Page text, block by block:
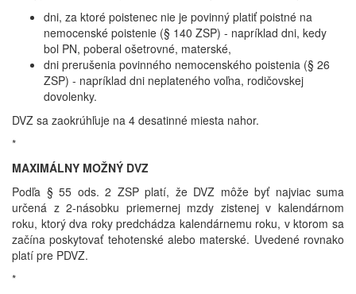
dni, za ktoré poistenec nie je povinný platiť poistné na
nemocenské poistenie (§ 140 ZSP) - napríklad dni, kedy
bol PN, poberal ošetrovné, materské,
dni prerušenia povinného nemocenského poistenia (§ 26
ZSP) - napríklad dni neplateného voľna, rodičovskej
dovolenky.
DVZ sa zaokrúhľuje na 4 desatinné miesta nahor.
*
MAXIMÁLNY MOŽNÝ DVZ
Podľa § 55 ods. 2 ZSP platí, že DVZ môže byť najviac suma
určená z 2-násobku priemernej mzdy zistenej v kalendárnom
roku, ktorý dva roky predchádza kalendárnemu roku, v ktorom sa
začína poskytovať tehotenské alebo materské. Uvedené rovnako
platí pre PDVZ.
*